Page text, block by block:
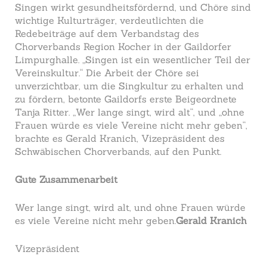
Singen wirkt gesundheitsfördernd, und Chöre sind
wichtige Kulturträger, verdeutlichten die
Redebeiträge auf dem Verbandstag des
Chorverbands Region Kocher in der Gaildorfer
Limpurghalle. „Singen ist ein wesentlicher Teil der
Vereinskultur.“ Die Arbeit der Chöre sei
unverzichtbar, um die Singkultur zu erhalten und
zu fördern, betonte Gaildorfs erste Beigeordnete
Tanja Ritter. „Wer lange singt, wird alt“, und „ohne
Frauen würde es viele Vereine nicht mehr geben“,
brachte es Gerald Kranich, Vizepräsident des
Schwäbischen Chorverbands, auf den Punkt.
Gute Zusammenarbeit
Wer lange singt, wird alt, und ohne Frauen würde
es viele Vereine nicht mehr geben.Gerald Kranich
Vizepräsident